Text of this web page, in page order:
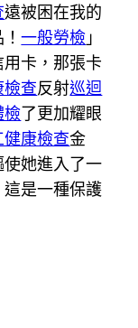
遠被困在我的
！一般勞檢 」
卡，那張卡
檢查反射巡迴
檢了更加耀眼
健康檢查金
使她進入了一
是一種保護